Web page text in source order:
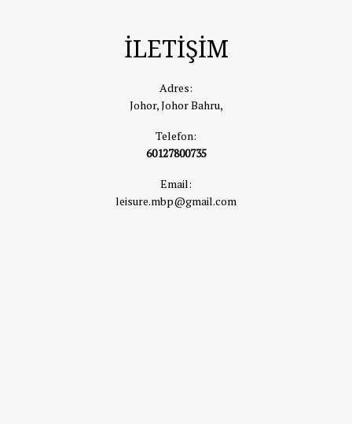
İLETİŞİM
Adres:
Johor, Johor Bahru,
Telefon:
60127800735
Email:
leisure.mbp@gmail.com